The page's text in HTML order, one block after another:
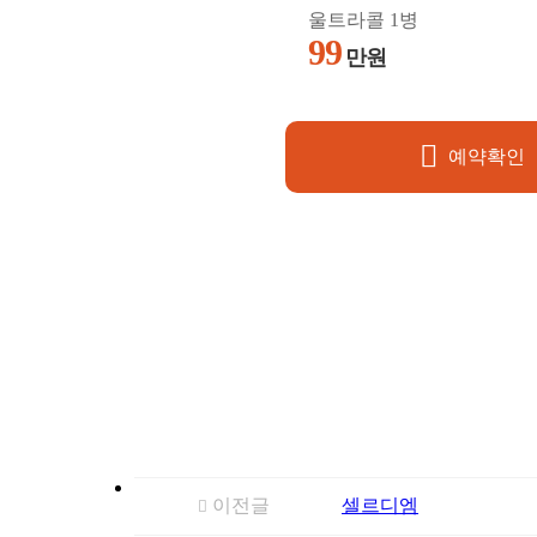
울트라콜 1병
99 만원
예약확인
이전글 셀르디엠